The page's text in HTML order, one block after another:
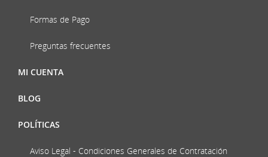
Formas de Pago
Preguntas frecuentes
MI CUENTA
BLOG
POLÍTICAS
Aviso Legal - Condiciones Generales de Contratación